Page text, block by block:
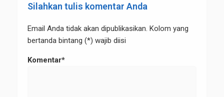
Silahkan tulis komentar Anda
Email Anda tidak akan dipublikasikan. Kolom yang
bertanda bintang (*) wajib diisi
Komentar*